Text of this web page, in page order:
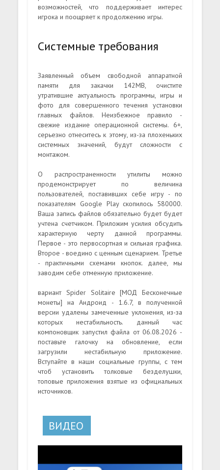
возможностей, что поддерживает интерес
игрока и поощряет к продолжению игры.
Системные требования
Заявленный объем свободной аппаратной
памяти для закачки 142MB, очистите
утратившие актуальность программы, игры и
фото для совершенного течения установки
главных файлов. Неизбежное правило -
свежие издание операционной системы. 6+,
серьезно отнеситесь к этому, из-за плохеньких
системных значений, будут сложности с
монтажом.
О распространенности утилиты можно
продемонстрирует по величина
пользователей, поставивших себе игру - по
показателям Google Play скопилось 580000.
Ваша запись файлов обязательно будет будет
учтена счетчиком. Приложим усилия обсудить
характерную черту данной программы.
Первое - это первосортная и сильная графика.
Второе - воедино с ценным сценарием. Третье
- практичными схемами кнопок. далее, мы
заводим себе отменную приложение.
вариант Spider Solitaire [МОД Бесконечные
монеты] на Андроид - 1.6.7, в полученной
версии удалены замеченные уклонения, из-за
которых нестабильность. данный час
компоновщик запустил файла от 06.08.2026 -
поставьте галочку на обновление, если
загрузили нестабильную приложение.
Вступайте в наши социальные группы, с тем
чтоб установить толковые безделушки,
топовые приложения взятые из официальных
источников.
ВИДЕО